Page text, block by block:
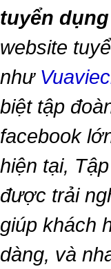
tuyển
website
như
biệt tập
facebook
hiện tại,
được trải
giúp khách
dàng, và